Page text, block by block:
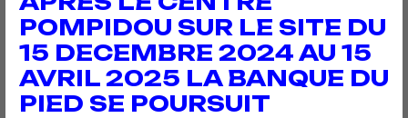
POMPIDOU SUR LE SITE DU
15 DECEMBRE 2024 AU 15
AVRIL 2025 LA BANQUE DU
PIED SE POURSUIT
3